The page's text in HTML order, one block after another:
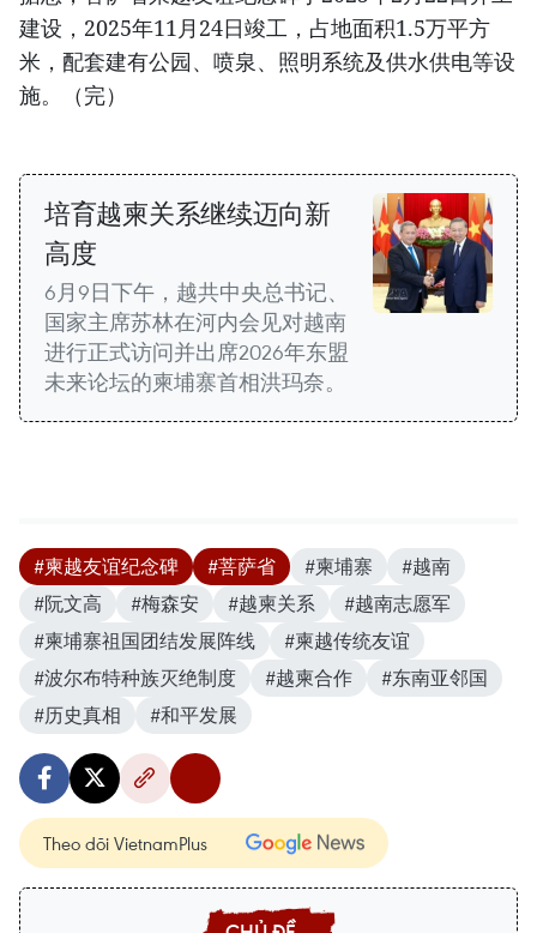
建设，2025年11月24日竣工，占地面积1.5万平方
米，配套建有公园、喷泉、照明系统及供水供电等设
施。（完）
培育越柬关系继续迈向新
高度
6月9日下午，越共中央总书记、
国家主席苏林在河内会见对越南
进行正式访问并出席2026年东盟
未来论坛的柬埔寨首相洪玛奈。
#柬越友谊纪念碑 #菩萨省 #柬埔寨
#越南
#阮文高
#梅森安 #越柬关系
#越南志愿军
#柬埔寨祖国团结发展阵线
#柬越传统友谊
#波尔布特种族灭绝制度
#越柬合作
#东南亚邻国
#历史真相
#和平发展
Theo dõi VietnamPlus